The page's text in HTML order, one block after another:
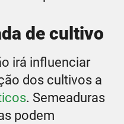
de cultivo
irá influenciar
dos cultivos a
. Semeaduras
podem